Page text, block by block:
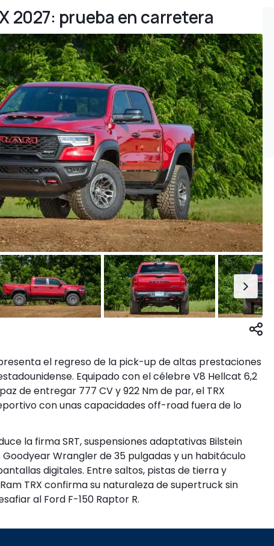
2027: prueba en carretera
el regreso de la pick-up de altas prestaciones
Equipado con el célebre V8 Hellcat 6,2
de entregar 777 CV y 922 Nm de par, el TRX
con unas capacidades off-road fuera de lo
la firma SRT, suspensiones adaptativas Bilstein
Wrangler de 35 pulgadas y un habitáculo
digitales. Entre saltos, pistas de tierra y
TRX confirma su naturaleza de supertruck sin
al Ford F-150 Raptor R.